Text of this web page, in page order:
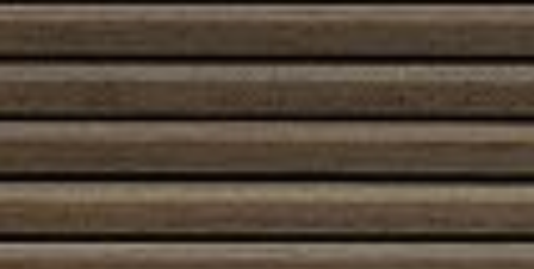
Etusivu/Kauppa/Tuotteet avainsanalla “Muurattu